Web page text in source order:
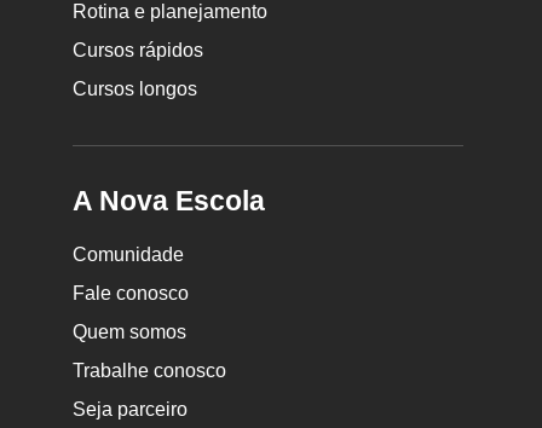
Rotina e planejamento
Cursos rápidos
Cursos longos
A Nova Escola
Comunidade
Fale conosco
Quem somos
Trabalhe conosco
Seja parceiro